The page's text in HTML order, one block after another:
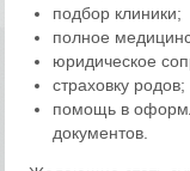
подбор клиники;
полное
юридическое
страховку родов;
помощь в
документов.